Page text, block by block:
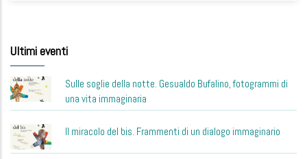
Ultimi eventi
Sulle soglie della notte. Gesualdo Bufalino, fotogrammi di
una vita immaginaria
Il miracolo del bis. Frammenti di un dialogo immaginario